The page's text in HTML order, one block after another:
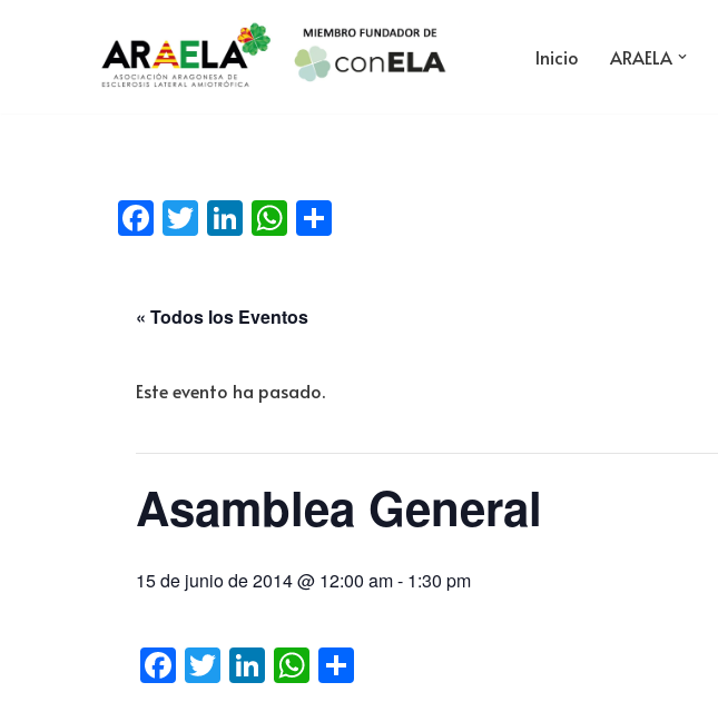
Inicio ARAELA
Facebook
Twitter
LinkedInWhatsApp
« Todos los Eventos
Este evento ha pasado.
Asamblea General
15 de junio de 2014 @ 12:00 am- 1:30 pm
Facebook
TwitterLinkedIn
WhatsApp